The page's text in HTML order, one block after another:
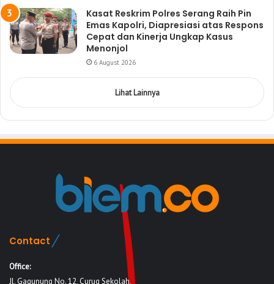
Kasat Reskrim Polres Serang Raih Pin
Emas Kapolri, Diapresiasi atas Respons
Cepat dan Kinerja Ungkap Kasus
Menonjol
6 August 2026
Lihat Lainnya
Contact
Office:
Jl. Gagunung No. 12, Curug Sekolah,